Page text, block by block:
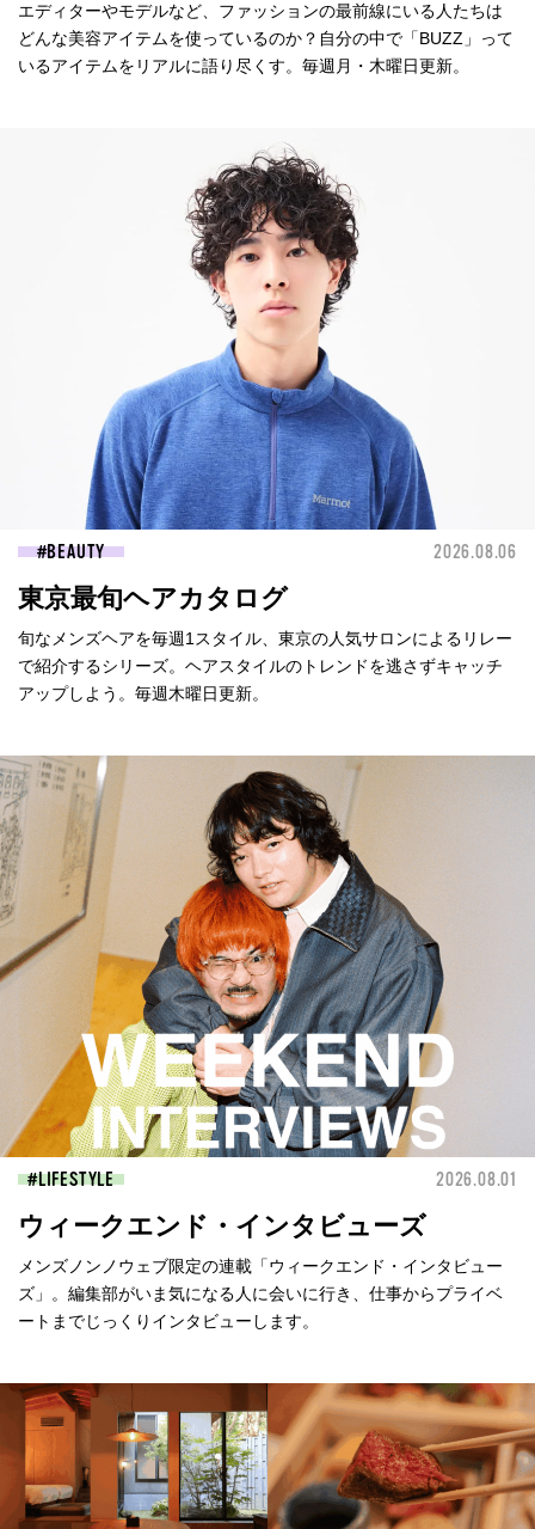
エディターやモデルなど、ファッションの最前線にいる人たちは
どんな美容アイテムを使っているのか？自分の中で「BUZZ」って
いるアイテムをリアルに語り尽くす。毎週月・木曜日更新。
BEAUTY 2026.08.06
東京最旬ヘアカタログ
旬なメンズヘアを毎週1スタイル、東京の人気サロンによるリレー
で紹介するシリーズ。ヘアスタイルのトレンドを逃さずキャッチ
アップしよう。毎週木曜日更新。
LIFESTYLE 2026.08.01
ウィークエンド・インタビューズ
メンズノンノウェブ限定の連載「ウィークエンド・インタビュー
ズ」。編集部がいま気になる人に会いに行き、仕事からプライベ
ートまでじっくりインタビューします。